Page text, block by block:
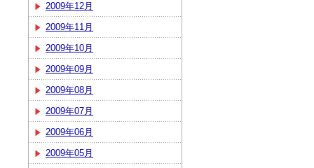
2009年12月
2009年11月
2009年10月
2009年09月
2009年08月
2009年07月
2009年06月
2009年05月